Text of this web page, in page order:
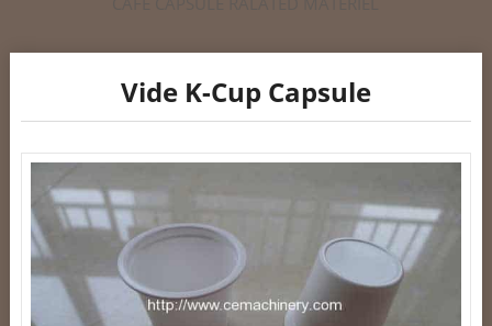
Vide K-Cup Capsule